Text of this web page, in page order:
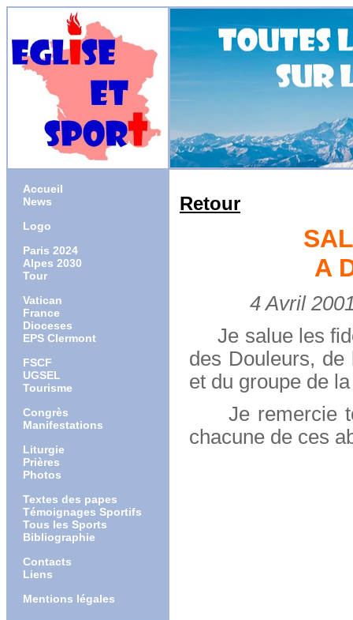
Accueil
News
Logo
Paris 2024
Alpes 2030
Tour
Vatican
France
Dioceses
EPS Clermont
FSCF
UGSEL
Tourisme
Congrès
Manifestations
Liturgie
Prières
Photos
Textes des papes
Témoignages Sportifs
Tous les Sports
Bibliographie
Contacts
Liens
Mentions légales
Retour
A
4 Avril
Je salue les
des Douleurs,
et du groupe de
Je remercie
chacune de ces